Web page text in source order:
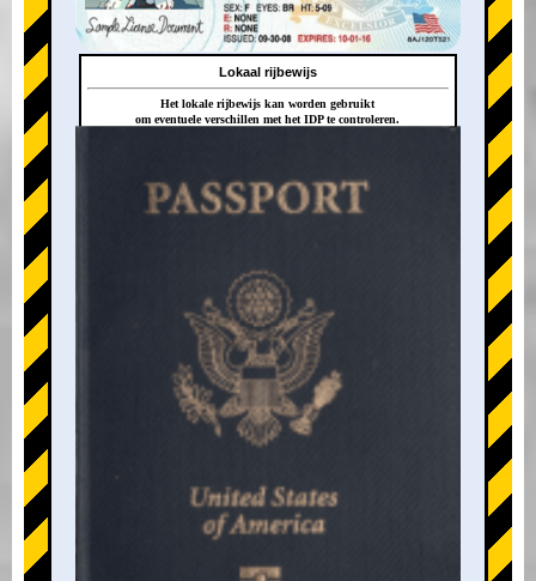
+
Lokaal rijbewijs
Het lokale rijbewijs kan worden gebruikt
om eventuele verschillen met het IDP te controleren.